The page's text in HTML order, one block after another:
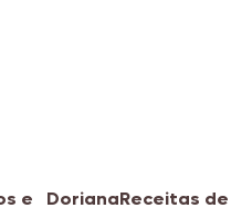
e
DorianaReceitas de